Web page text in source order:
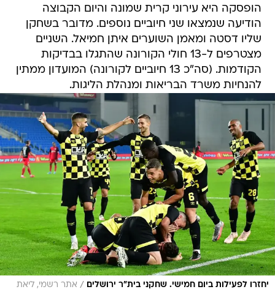
הופסקה היא עירוני קרית שמונה והיום הקבוצה
הודיעה שנמצאו שני חיוביים נוספים. מדובר בשחקן
שליו דסטה ומאמן השוערים איתן חמיאל. השניים
מצטרפים ל-13 חולי הקורונה שהתגלו בבדיקות
הקודמות. (סה"כ 13 חיוביים לקורונה) המועדון ממתין
להנחיות משרד הבריאות ומנהלת הליגות.
יחזרו לפעילות ביום חמישי. שחקני בית"ר ירושלים / אתר רשמי, ליאת